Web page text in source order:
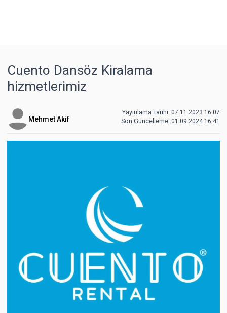
Cuento Dansöz Kiralama
hizmetlerimiz
Mehmet Akif
Yayınlama Tarihi: 07.11.2023 16:07
Son Güncelleme: 01.09.2024 16:41